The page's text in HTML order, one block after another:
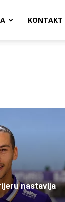
KONTAKT
nastavlja